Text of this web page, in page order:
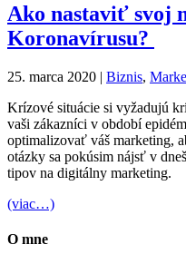
Ako nastaviť svoj
Koronavírusu?
25. marca 2020 | Biznis,
Krízové situácie si vyžadujú
vaši zákazníci v období
optimalizovať váš marketing,
otázky sa pokúsim nájsť v
tipov na digitálny marketing.
(viac…)
O mne